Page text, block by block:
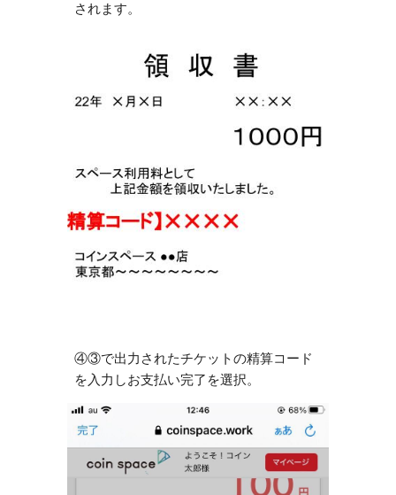
されます。
④③で出力されたチケットの精算コード
を入力しお支払い完了を選択。